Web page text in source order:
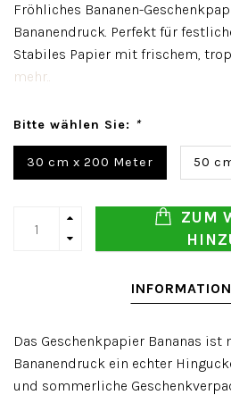
Fröhliches Bananen-
Bananendruck. Perfekt für
Stabiles Papier mit frischem,
mehr..
Bitte wählen Sie: *
30 cm x 200 Meter 50
ZUM
Das Geschenkpapier Bananas
Bananendruck ein echter
und sommerliche